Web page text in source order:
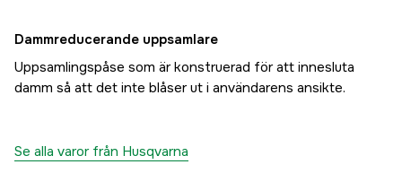
Dammreducerande uppsamlare
Uppsamlingspåse som är konstruerad för att innesluta
damm så att det inte blåser ut i användarens ansikte.
Se alla varor från Husqvarna